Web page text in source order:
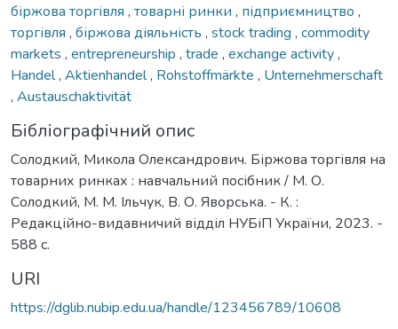
біржова торгівля , товарні ринки , підприємництво ,
торгівля , біржова діяльність , stock trading , commodity
markets , entrepreneurship , trade , exchange activity,
Handel, Aktienhandel, Rohstoffmärkte , Unternehmerschaft
, Austauschaktivität
Бібліографічний опис
Солодкий, Микола Олександрович. Біржова торгівля на
товарних ринках : навчальний посібник / М. О.
Солодкий, М. М. Ільчук, В. О. Яворська. - К. :
Редакційно-видавничий відділ НУБіП України, 2023. -
588 с.
URI
https://dglib.nubip.edu.ua/handle/123456789/10608